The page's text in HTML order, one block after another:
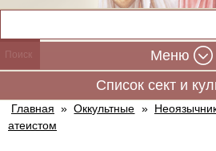
Меню
Cписок сект и
Главная » Оккультные »
атеистом